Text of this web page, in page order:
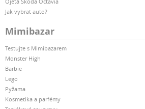
Jak vybrat auto?
Mimibazar
Testujte s Mimibazarem
Monster High
Barbie
Lego
Pyžama
Kosmetika a parfémy